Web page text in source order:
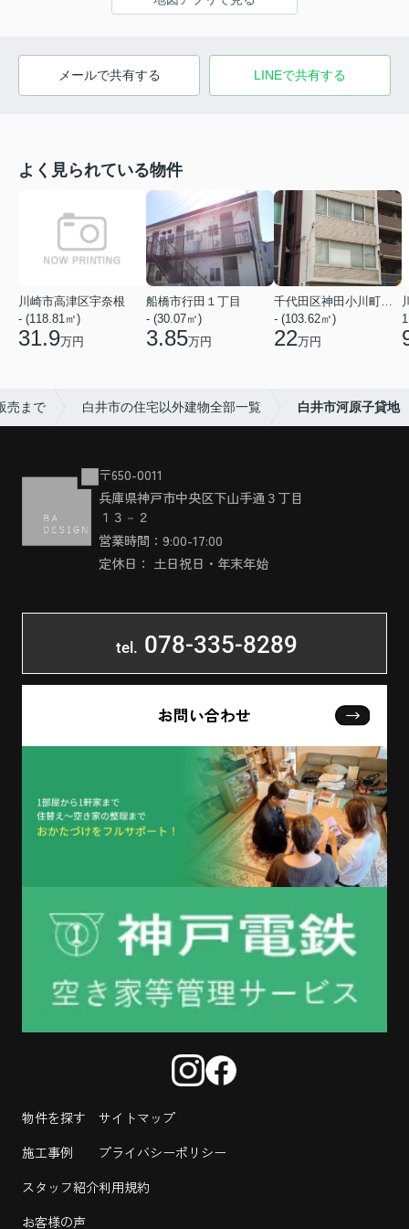
メールで共有する LINEで共有する
よく見られている物件
川崎市高津区宇奈根
- (118.81㎡)
31.9万円
船橋市行田１丁目
- (30.07㎡)
3.85万円
- (103.62㎡)
22万円
売まで 白井市の住宅以外建物全部一覧 白井市河原子貸地
〒650-0011
兵庫県神戸市中央区下山手通３丁目
１３－２
営業時間：9:00-17:00
定休日： 土日祝日・年末年始
tel. 078-335-8289
お問い合わせ
物件を探す
施工事例
スタッフ紹介
お客様の声
サイトマップ
プライバシーポリシー
利用規約